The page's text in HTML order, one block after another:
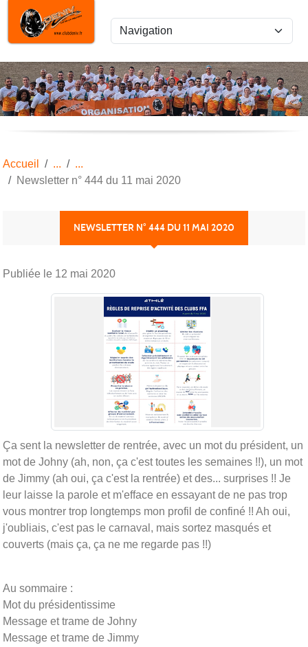
Accueil
Newsletter n° 444 du 11 mai 2020
NEWSLETTER N° 444 DU 11 MAI 2020
Publiée le 12 mai 2020
Ça sent la newsletter de rentrée, avec un mot du président, un
mot de Johny (ah, non, ça c'est toutes les semaines !!), un mot
de Jimmy (ah oui, ça c'est la rentrée) et des... surprises !! Je
leur laisse la parole et m'efface en essayant de ne pas trop
vous montrer trop longtemps mon profil de confiné !! Ah oui,
j'oubliais, c'est pas le carnaval, mais sortez masqués et
couverts (mais ça, ça ne me regarde pas !!)
Au sommaire :
Mot du présidentissime
Message et trame de Johny
Message et trame de Jimmy
Panneau de gestion des cookies